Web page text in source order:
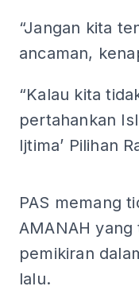
“Jangan kita
ancaman,
“Kalau kita
pertahankan
Ijtima’ Pilihan
PAS memang
AMANAH
pemikiran
lalu.